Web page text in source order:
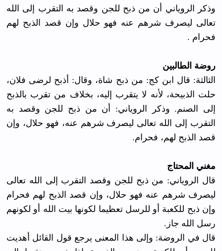
وذكر الروياني أن من ذبح للجن وقصد به التقرب إلى الله
تعالى ليصرف شرهم عنه فهو حلال وإن قصد الذبح لهم
فحرام .
روضة الطالبين
الثالثة: قال ابن كج: من ذبح شاة، وقال: أذبح لرضى فلان،
حلت الذبيحة، لأنه لا يتقرب إليه، بخلاف من تقرب بالذبح
إلى الصنم. وذكر الروياني: أن من ذبح للجن وقصد به
التقرب إلى الله تعالى ليصرف شرهم عنه، فهو حلال، وإن
قصد الذبح لهم، فحرام.
مغني المحتاج
قال الروياني: من ذبح للجن وقصد التقرب إلى الله تعالى
ليصرف شرهم عنه فهو حلال، وإن قصد الذبح لهم فحرام
وإن ذبح للكعبة أو للرسل تعظيما لكونها بيت الله أو لكونهم
رسل الله جاز.
قال في الروضة: وإلى هذا المعنى يرجع قول القائل أهديت